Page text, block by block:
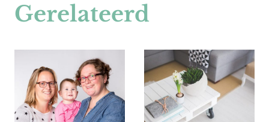
Gerelateerd